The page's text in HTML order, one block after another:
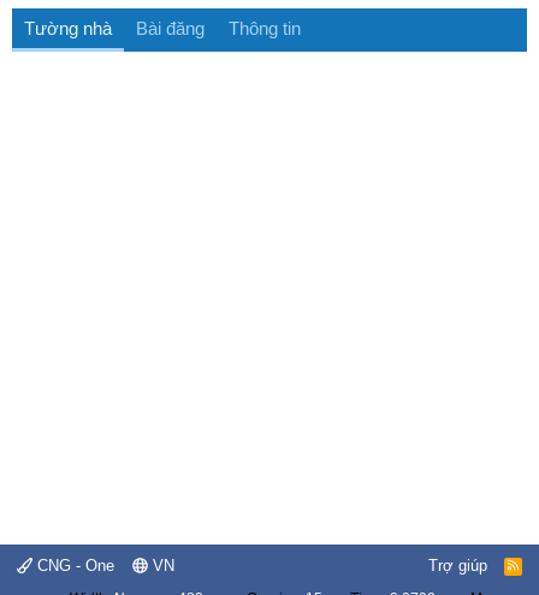
Tường nhà Bài đăng Thông tin
CNG - One VN Trợ giúp
R